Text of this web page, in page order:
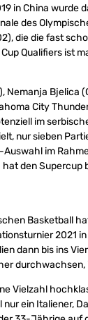
in China
des
die die fast
Qualifiers ist
Nemanja Bjelica
City
im
nur sieben
im
den Supercup
Basketball
2021
dann bis ins
Vielzahl
ein Italiener,